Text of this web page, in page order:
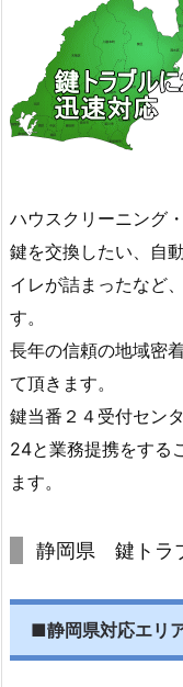
ハウスクリーニング
鍵を交換したい、自
イレが詰まったなど
す。
長年の信頼の地域密
て頂きます。
鍵当番２４受付セン
24と業務提携をする
ます。
静岡県 鍵トラ
■静岡県対応エリ